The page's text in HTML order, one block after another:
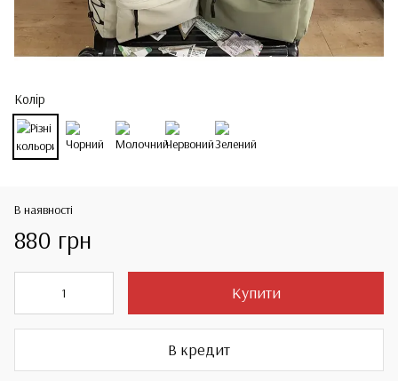
Колір
В наявності
880 грн
Купити
В кредит